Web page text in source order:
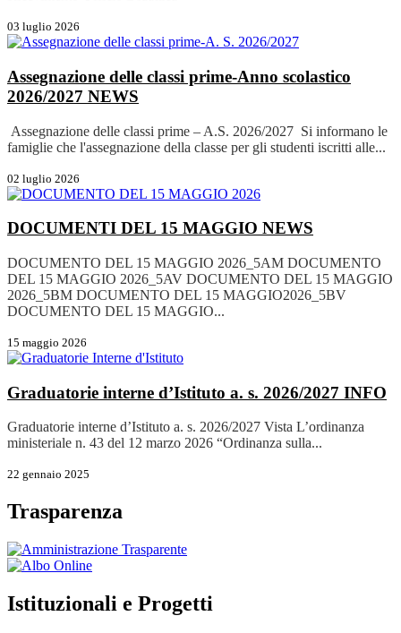
03 luglio 2026
Assegnazione delle classi prime-Anno scolastico
2026/2027 NEWS
Assegnazione delle classi prime – A.S. 2026/2027 Si informano le
famiglie che l'assegnazione della classe per gli studenti iscritti alle...
02 luglio 2026
DOCUMENTI DEL 15 MAGGIO NEWS
DOCUMENTO DEL 15 MAGGIO 2026_5AM DOCUMENTO
DEL 15 MAGGIO 2026_5AV DOCUMENTO DEL 15 MAGGIO
2026_5BM DOCUMENTO DEL 15 MAGGIO2026_5BV
DOCUMENTO DEL 15 MAGGIO...
15 maggio 2026
Graduatorie interne d’Istituto a. s. 2026/2027 INFO
Graduatorie interne d’Istituto a. s. 2026/2027 Vista L’ordinanza
ministeriale n. 43 del 12 marzo 2026 “Ordinanza sulla...
22 gennaio 2025
Trasparenza
Istituzionali e Progetti